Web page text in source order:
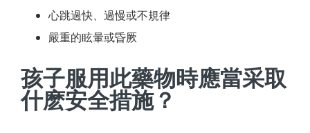
心跳過快、過慢或不規律
嚴重的眩暈或昏厥
孩子服用此藥物時應當采取
什麽安全措施？